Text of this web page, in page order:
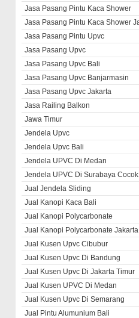
Jasa Pasang Pintu Kaca Shower
Jasa Pasang Pintu Kaca Shower
Jasa Pasang Pintu Upvc
Jasa Pasang Upvc
Jasa Pasang Upvc Bali
Jasa Pasang Upvc Banjarmasin
Jasa Pasang Upvc Jakarta
Jasa Railing Balkon
Jawa Timur
Jendela Upvc
Jendela Upvc Bali
Jendela UPVC Di Medan
Jendela UPVC Di Surabaya
Jual Jendela Sliding
Jual Kanopi Kaca Bali
Jual Kanopi Polycarbonate
Jual Kanopi Polycarbonate Jakarta
Jual Kusen Upvc Cibubur
Jual Kusen Upvc Di Bandung
Jual Kusen Upvc Di Jakarta Timur
Jual Kusen UPVC Di Medan
Jual Kusen Upvc Di Semarang
Jual Pintu Alumunium Bali